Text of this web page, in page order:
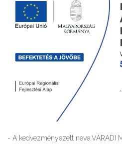
- A kedvezményezett neve:VÁRADI